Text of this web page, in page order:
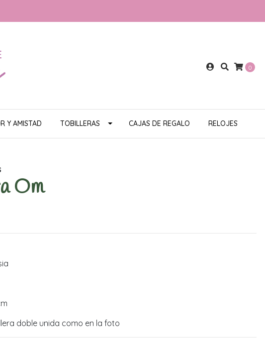
0
Y AMISTAD TOBILLERAS CAJAS DE REGALO RELOJES
Om
doble unida como en la foto